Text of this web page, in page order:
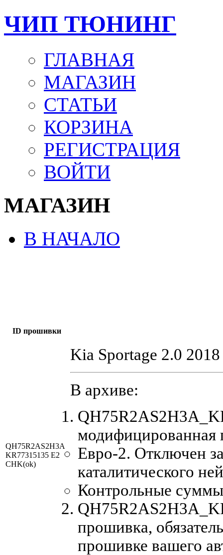
ЧИП ТЮНИНГ
ГЛАВНАЯ
МАГАЗИН
СТАТЬИ
КОРЗИНА
РЕГИСТРАЦИЯ
ВОЙТИ
МАГАЗИН
В НАЧАЛО
ID прошивки
QH75R2AS2H3A
KR77315135 E2
CHK(ok)
Kia Sportage 2.0 2018
В архиве:
модифицированная
Евро-2. Отключен
каталитического
Контрольные
прошивка,
прошивке вашего